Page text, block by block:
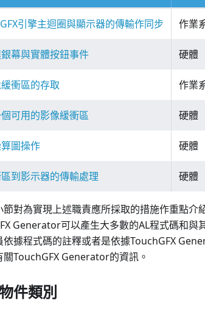
引擎主迴圈與顯示器的傳輸作同步 作業
幕與實體按鈕事件 硬體
衝區的存取 作業
可用的影像緩衝區 硬體
圖操作 硬體
到影示器的傳輸處理 硬體
節對為實現上述職責應所採取的措施作重點
Generator可以產生大多數的AL程式碼和與
依據程式碼的註釋或者是依據TouchGFX
關TouchGFX Generator的資訊。
件類別